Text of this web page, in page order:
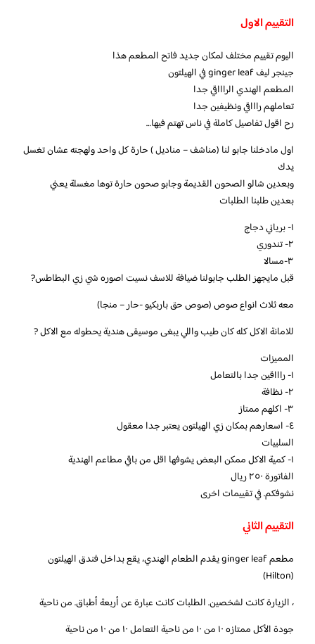
التقييم الاول
اليوم تقييم مختلف لمكان جديد فاتح المطعم هذا
جينجر ليف ginger leaf في الهيلتون
المطعم الهندي الراااقي جدا
تعاملهم راااقي ونظيفين جدا
رح اقول تفاصيل كاملة في ناس تهتم فيها…
اول مادخلنا جابو لنا (مناشف – مناديل ) حارة كل واحد ولهجته عشان تغسل
يدك
وبعدين شالو الصحون القديمة وجابو صحون حارة توها مغسلة يعني
بعدين طلبنا الطلبات
١- برياني دجاج
٢- تندوري
٣-مسالا
قبل مايجهز الطلب جابولنا ضيافة للاسف نسيت اصوره شي زي البطاطس?
معه ثلاث انواع صوص (صوص حق باربكيو -حار – منجا)
للامانة الاكل كله كان طيب واللي يبغى موسيقى هندية يحطوله مع الاكل ?
المميزات
١- راااقين جدا بالتعامل
٢- نظافة
٣- اكلهم ممتاز
٤- اسعارهم بمكان زي الهيلتون يعتبر جدا معقول
السلبيات
١- كمية الاكل ممكن البعض يشوفها اقل من باقي مطاعم الهندية
الفاتورة ٢٥٠ ريال
نشوفكم. في تقييمات اخرى
التقييم الثاني
مطعم ginger leaf يقدم الطعام الهندي، يقع بداخل فندق الهيلتون
(Hilton)
، الزيارة كانت لشخصين. الطلبات كانت عبارة عن أربعة أطباق. من ناحية
جودة الأكل ممتازه ١٠ من ١٠ من ناحية التعامل ١٠ من ١٠ من ناحية